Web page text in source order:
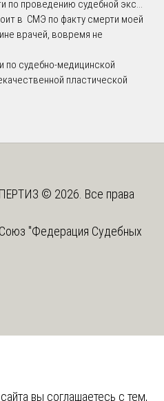
по проведению судебной экс...
в СМЭ по факту смерти моей
врачей, вовремя не
по судебно-медицинской
пластической
© 2026. Все права
Союз "Федерация Судебных
вы соглашаетесь с тем,